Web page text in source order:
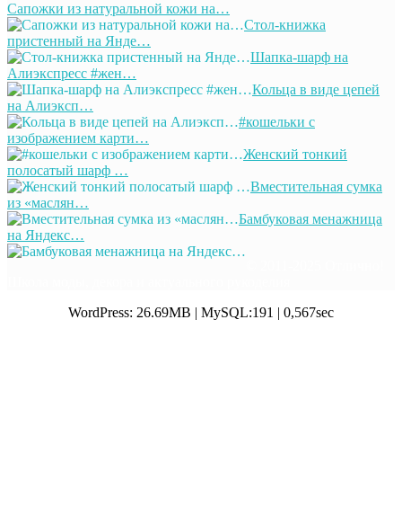
Сапожки из натуральной кожи на…
Стол-книжка
пристенный на Янде…
Шапка-шарф на
Алиэкспресс #жен…
Кольца в виде цепей
на Алиэксп…
#кошельки с
изображением карти…
Женский тонкий
полосатый шарф …
Вместительная сумка
из «маслян…
Бамбуковая менажница
на Яндекс…
WordPress: 26.69MB | MySQL:191 | 0,567sec